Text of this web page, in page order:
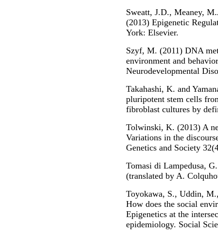
Sweatt, J.D., Meaney,
(2013) Epigenetic
York: Elsevier.
Szyf, M. (2011) DNA
environment and
Neurodevelopmental
Takahashi, K. and
pluripotent stem cells
fibroblast cultures by
Tolwinski, K. (2013) A
Variations in the
Genetics and Society
Tomasi di Lampedusa,
(translated by A.
Toyokawa, S., Uddin,
How does the social
Epigenetics at the
epidemiology. Social